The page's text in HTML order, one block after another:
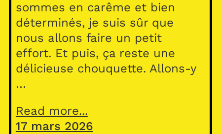
sommes en carême et bien
déterminés, je suis sûr que
nous allons faire un petit
effort. Et puis, ça reste une
délicieuse chouquette. Allons-y
…
Read more...
17 mars 2026